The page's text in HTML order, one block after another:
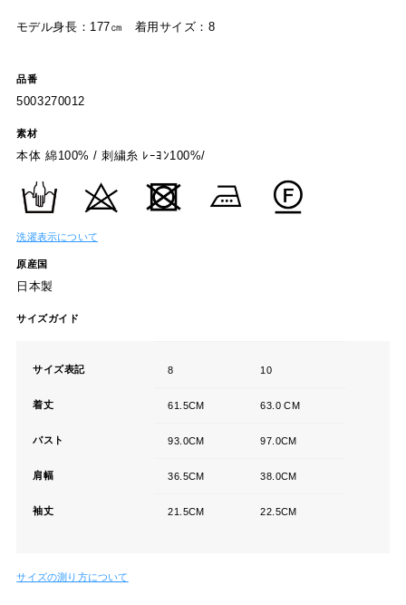
モデル身長：177㎝ 着用サイズ：8
品番
5003270012
素材
本体 綿100% / 刺繍糸 ﾚｰﾖﾝ100%/
洗濯表示について
原産国
日本製
サイズガイド
サイズ表記 8 10
着丈 61.5CM 63.0 CM
バスト 93.0CM 97.0CM
肩幅 36.5CM 38.0CM
袖丈 21.5CM 22.5CM
サイズの測り方について